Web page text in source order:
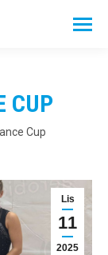
CUP
Cup
Lis
11
2025